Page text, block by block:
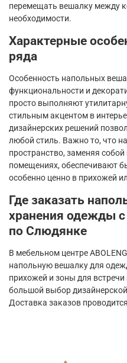
перемещать вешалку между
необходимости.
Характерные
ряда
Особенность напольных
функциональности и
просто выполняют
стильным акцентом в
дизайнерских решений
любой стиль. Важно то, что
пространство, заменяя
помещениях, обеспечивают
особенно ценно в прихожей
Где заказать
хранения одежды
по Слюдянке
В мебельном центре
напольную вешалку для
прихожей и зоны для встречи
большой выбор
Доставка заказов